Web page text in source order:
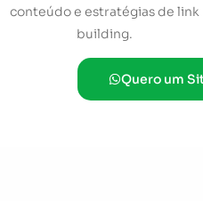
conteúdo e estratégias de link
building.
Quero um